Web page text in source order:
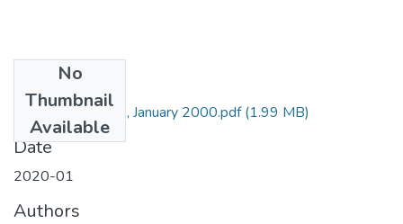
No
Thumbnail
Available
Vol.-6, Issue no.-1, January 2000.pdf(1.99 MB)
Date
2020-01
Authors